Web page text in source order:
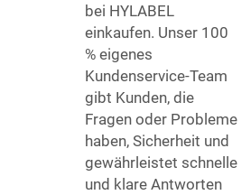
bei HYLABEL
einkaufen. Unser 100
% eigenes
Kundenservice-Team
gibt Kunden, die
Fragen oder Probleme
haben, Sicherheit und
gewährleistet schnelle
und klare Antworten